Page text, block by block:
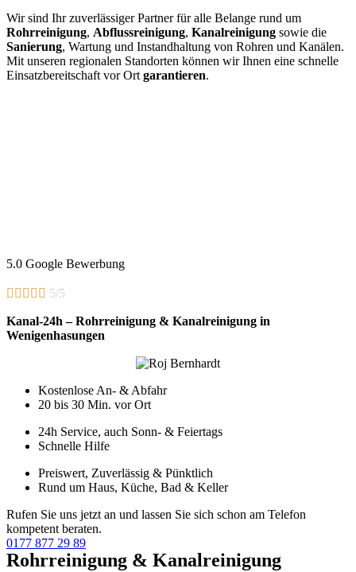
Wir sind Ihr zuverlässiger Partner für alle Belange rund um
Rohrreinigung, Abflussreinigung, Kanalreinigung sowie die
Sanierung, Wartung und Instandhaltung von Rohren und Kanälen.
Mit unseren regionalen Standorten können wir Ihnen eine schnelle
Einsatzbereitschaft vor Ort garantieren.
5.0 Google Bewerbung
     5/5
Kanal-24h – Rohrreinigung & Kanalreinigung in
Wenigenhasungen
Kostenlose An- & Abfahr
20 bis 30 Min. vor Ort
24h Service, auch Sonn- & Feiertags
Schnelle Hilfe
Preiswert, Zuverlässig & Pünktlich
Rund um Haus, Küche, Bad & Keller
Rufen Sie uns jetzt an und lassen Sie sich schon am Telefon
kompetent beraten.
0177 877 29 89
Rohrreinigung & Kanalreinigung